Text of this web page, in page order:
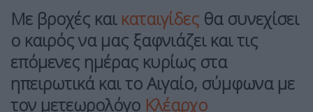
Με βροχές και καταιγίδες θα συνεχίσει
ο καιρός να μας ξαφνιάζει και τις
επόμενες ημέρας κυρίως στα
ηπειρωτικά και το Αιγαίο, σύμφωνα με
τον μετεωρολόγο Κλέαρχο